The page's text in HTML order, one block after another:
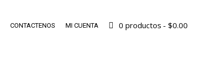
CONTACTENOS MI CUENTA 0 productos $0.00